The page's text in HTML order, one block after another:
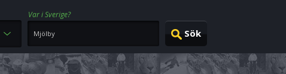
Var i Sverige?